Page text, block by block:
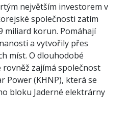
největším investorem v
společnosti zatím
miliard korun. Pomáhají
a vytvořily přes
míst. O dlouhodobé
rovněž zajímá společnost
Power (KHNP), která se
bloku Jaderné elektrárny